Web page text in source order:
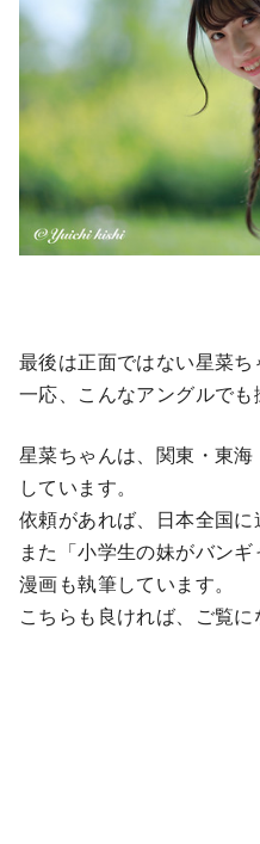
最後は正面ではない星菜
一応、こんなアングルでも
星菜ちゃんは、関東・東
しています。
依頼があれば、日本全国に
また「小学生の妹がバン
漫画も執筆しています。
こちらも良ければ、ご覧に